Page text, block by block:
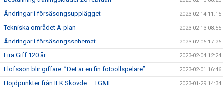
Ändringar i försäsongsupplägget 2023-02-14 11:15
Tekniska området A-plan 2023-02-13 08:55
Ändringar i försäsongsschemat 2023-02-06 17:26
Fira Giff 120 år 2023-02-04 12:24
Elofsson blir giffare: ”Det är en fin fotbollspelare” 2023-02-01 16:46
Höjdpunkter från IFK Skövde – TG&IF 2023-01-29 14:34